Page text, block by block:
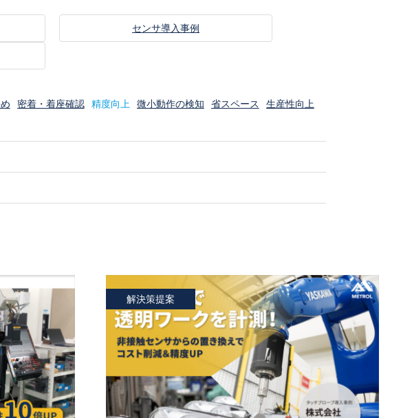
センサ導入事例
密着・着座確認 精度向上 微小動作の検知 省スペース
生産性向上
解決策提案